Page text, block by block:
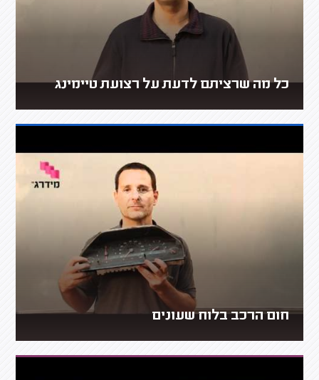
כל מה שרציתם לדעת על רצועת טיימינג
חום הרכב בלוח שעונים